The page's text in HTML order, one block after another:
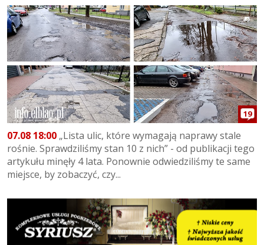
19
07.08 18:00 „Lista ulic, które wymagają naprawy stale
rośnie. Sprawdziliśmy stan 10 z nich” - od publikacji tego
artykułu minęły 4 lata. Ponownie odwiedziliśmy te same
miejsce, by zobaczyć, czy...